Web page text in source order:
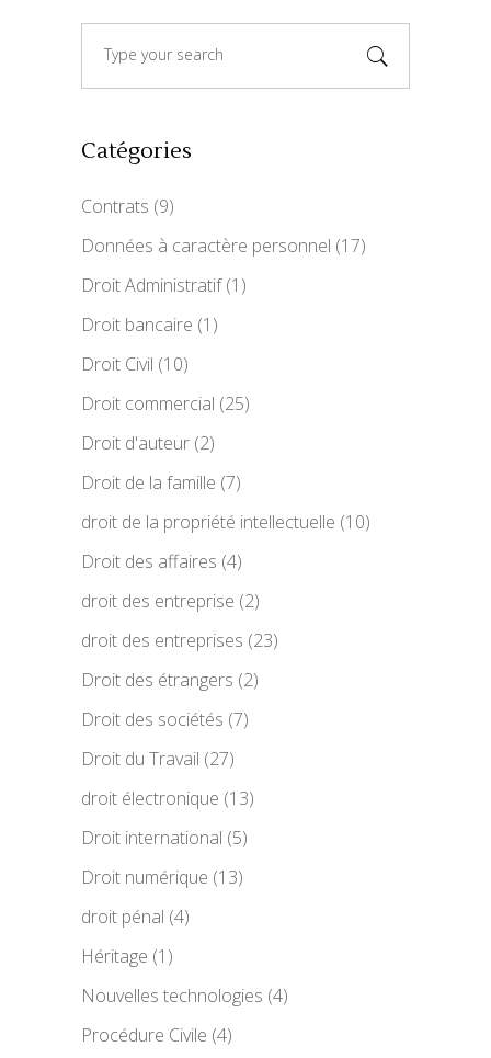
Catégories
Contrats (9)
Données à caractère personnel (17)
Droit Administratif(1)
Droit bancaire (1)
Droit Civil (10)
Droit commercial (25)
Droit d'auteur (2)
Droit de la famille (7)
droit de la propriété intellectuelle (10)
Droit des affaires (4)
droit des entreprise (2)
droit des entreprises (23)
Droit des étrangers (2)
Droit des sociétés (7)
Droit du Travail (27)
droit électronique (13)
Droit international (5)
Droit numérique (13)
droit pénal (4)
Héritage (1)
Nouvelles technologies (4)
Procédure Civile (4)